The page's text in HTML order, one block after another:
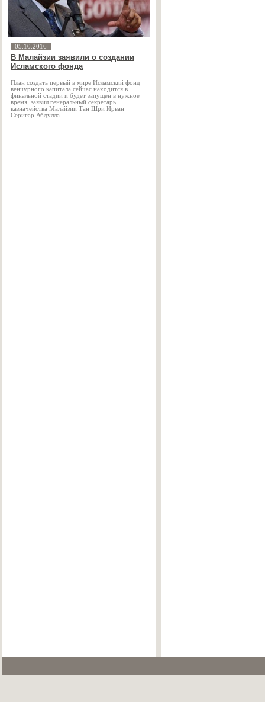
05.10.2016
В Малайзии заявили о создании
Исламского фонда
План создать первый в мире Исламский фонд
венчурного капитала сейчас находится в
финальной стадии и будет запущен в нужное
время, заявил генеральный секретарь
казначейства Малайзии Тан Шри Ирван
Серигар Абдулла.